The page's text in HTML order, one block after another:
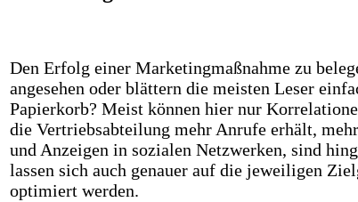
Den Erfolg einer Marketingmaßnahme zu
angesehen oder blättern die meisten Leser
Papierkorb? Meist können hier nur
die Vertriebsabteilung mehr Anrufe erhält,
und Anzeigen in sozialen Netzwerken, sind
lassen sich auch genauer auf die jeweiligen
optimiert werden.